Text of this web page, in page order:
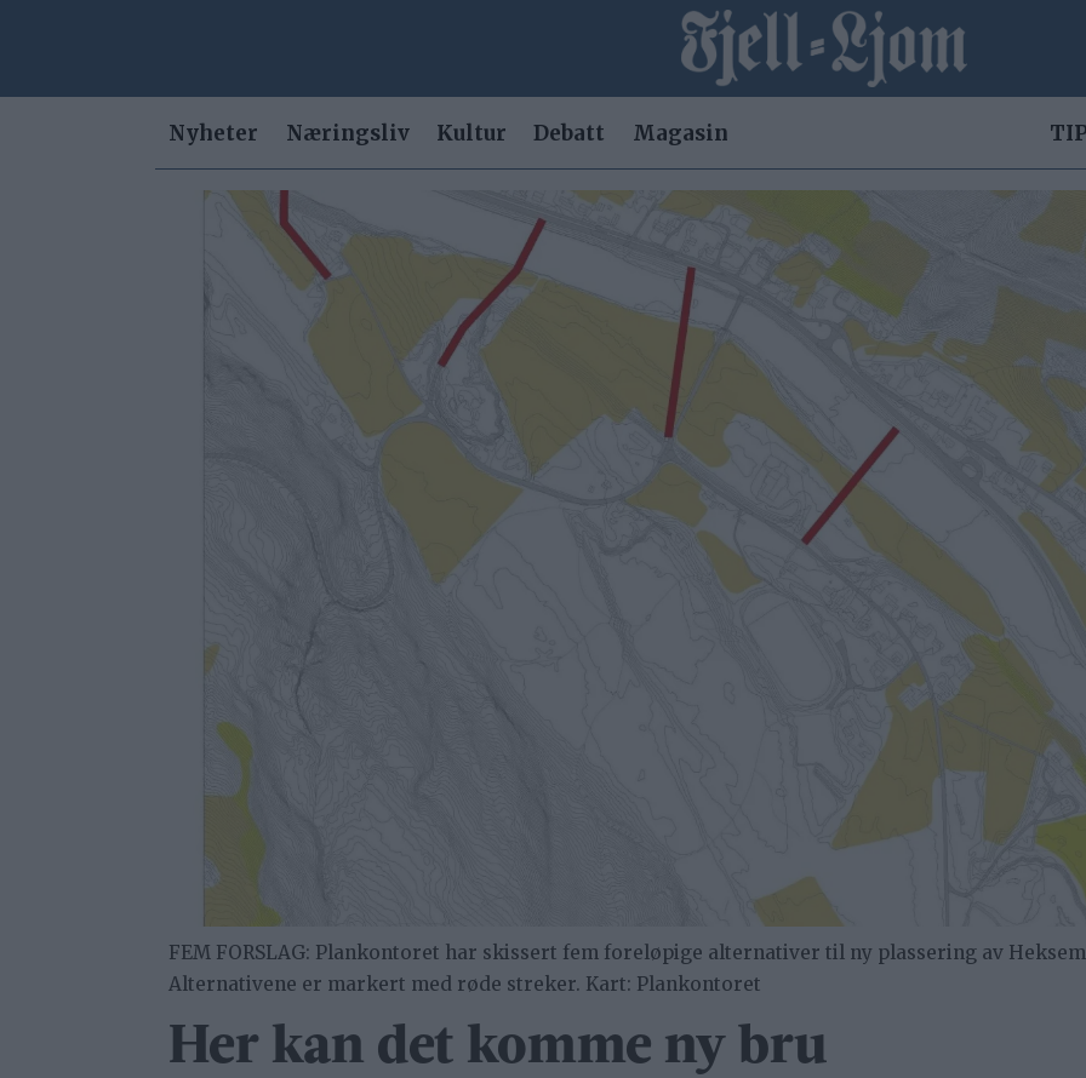
Nyheter Næringsliv Kultur Debatt Magasin
FEM FORSLAG: Plankontoret har skissert fem foreløpige alternativer til ny plassering av
Alternativene er markert med røde streker. Kart: Plankontoret
Her kan det komme ny bru